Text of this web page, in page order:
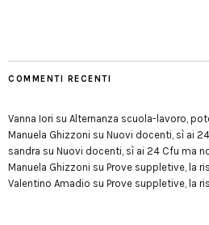
COMMENTI RECENTI
Vanna Iori su Alternanza scuola-lavoro,
Manuela Ghizzoni su Nuovi docenti, sì ai
sandra su Nuovi docenti, sì ai 24 Cfu ma
Manuela Ghizzoni su Prove suppletive, la
Valentino Amadio su Prove suppletive, la